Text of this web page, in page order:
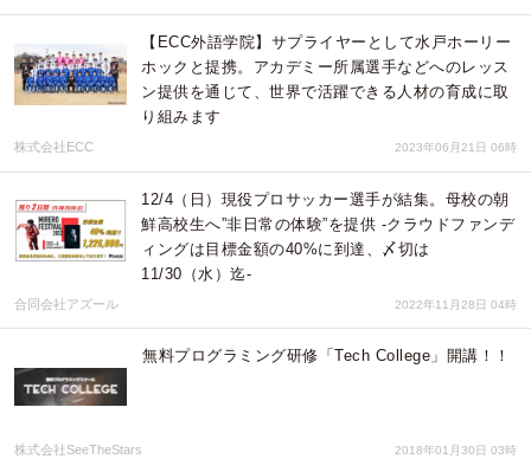
【ECC外語学院】サプライヤーとして水戸ホーリー
ホックと提携。アカデミー所属選手などへのレッス
ン提供を通じて、世界で活躍できる人材の育成に取
り組みます
株式会社ECC 2023年06月21日 06時
12/4（日）現役プロサッカー選手が結集。母校の朝
鮮高校生へ”非日常の体験”を提供 -クラウドファンデ
ィングは目標金額の40%に到達、〆切は
11/30（水）迄-
合同会社アズール 2022年11月28日 04時
無料プログラミング研修「Tech College」開講！！
株式会社SeeTheStars 2018年01月30日 03時